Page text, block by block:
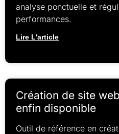
analyse ponctuelle et
performances.
Lire L'article
Création de site
enfin disponible
Outil de référence en